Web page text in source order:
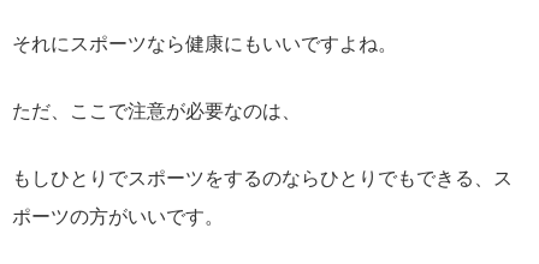
それにスポーツなら健康にもいいですよね。
ただ、ここで注意が必要なのは、
もしひとりでスポーツをするのならひとりでもできる、ス
ポーツの方がいいです。